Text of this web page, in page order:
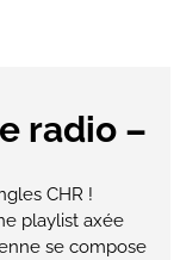
radio –
CHR !
playlist axée
se compose